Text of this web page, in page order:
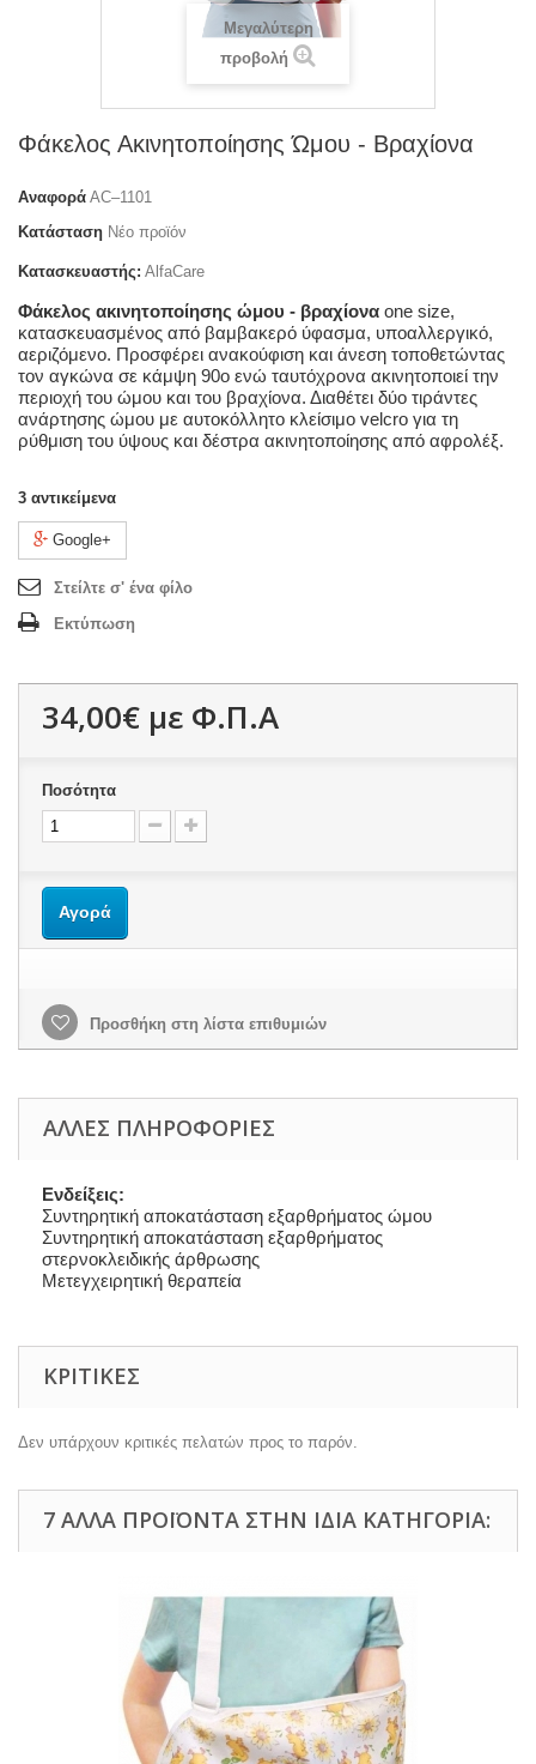
Μεγαλύτερη
προβολή
Φάκελος Ακινητοποίησης Ώμου - Βραχίονα
Αναφορά AC–1101
Κατάσταση Νέο προϊόν
Κατασκευαστής: AlfaCare
Φάκελος ακινητοποίησης ώμου - βραχίονα one size,
κατασκευασμένος από βαμβακερό ύφασμα, υποαλλεργικό,
αεριζόμενο. Προσφέρει ανακούφιση και άνεση τοποθετώντας
τον αγκώνα σε κάμψη 90o ενώ ταυτόχρονα ακινητοποιεί την
περιοχή του ώμου και του βραχίονα. Διαθέτει δύο τιράντες
ανάρτησης ώμου με αυτοκόλλητο κλείσιμο velcro για τη
ρύθμιση του ύψους και δέστρα ακινητοποίησης από αφρολέξ.
3 αντικείμενα
Google+
Στείλτε σ' ένα φίλο
Εκτύπωση
34,00€ με Φ.Π.Α
Ποσότητα
Αγορά
Προσθήκη στη λίστα επιθυμιών
ΆΛΛΕΣ ΠΛΗΡΟΦΟΡΊΕΣ
Ενδείξεις:
Συντηρητική αποκατάσταση εξαρθρήματος ώμου
Συντηρητική αποκατάσταση εξαρθρήματος
στερνοκλειδικής άρθρωσης
Μετεγχειρητική θεραπεία
ΚΡΙΤΙΚΈΣ
Δεν υπάρχουν κριτικές πελατών προς το παρόν.
7 ΆΛΛΑ ΠΡΟΪΌΝΤΑ ΣΤΗΝ ΊΔΙΑ ΚΑΤΗΓΟΡΊΑ: